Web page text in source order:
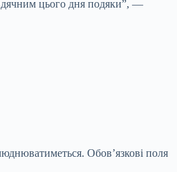
цього дня подяки”, —
Обов’язкові поля